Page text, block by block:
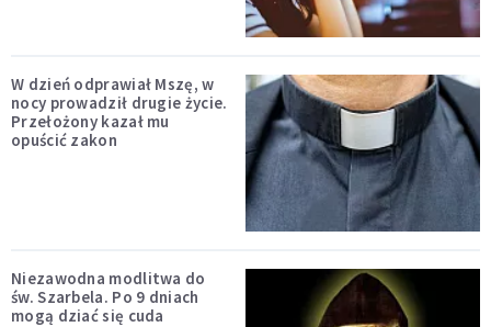
W dzień odprawiał Mszę, w
nocy prowadził drugie życie.
Przełożony kazał mu
opuścić zakon
Niezawodna modlitwa do
św. Szarbela. Po 9 dniach
mogą dziać się cuda